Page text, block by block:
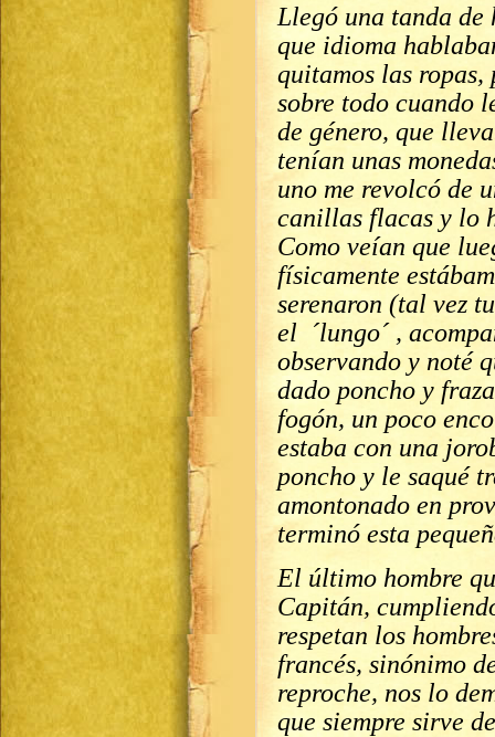
Llegó una tanda de
que idioma
quitamos las
sobre todo cuando
de género, que
tenían unas
uno me revolcó de
canillas flacas y lo
Como veían que
físicamente
serenaron (tal vez
el ´lungo´ ,
observando y noté
dado poncho y
fogón, un poco
estaba con una
poncho y le saqué
amontonado en
terminó esta
El último hombre
Capitán,
respetan los
francés, sinónimo
reproche, nos lo
que siempre sirve